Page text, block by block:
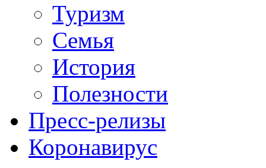
Туризм
Семья
История
Полезности
Пресс-релизы
Коронавирус